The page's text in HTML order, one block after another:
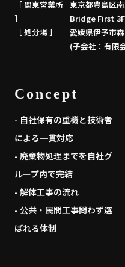
［ 関東営業所
］
東京都豊島区
Bridge First 3F
［ 処分場 ］
愛媛県伊予市
(子会社：有限
Concept
- 自社保有の重機と技術者
による一貫対応
- 廃棄物処理までを自社グ
ループ内で完結
- 解体工事の流れ
- 公共・民間工事問わず選
ばれる体制